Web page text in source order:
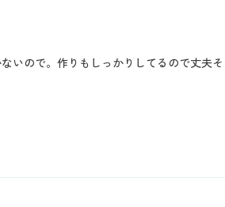
いので。作りもしっかりしてるので丈夫